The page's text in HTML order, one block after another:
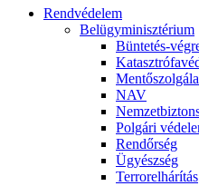
Rendvédelem
Belügyminisztérium
Büntetés-
NAV
Polgári
Rendőrség
Ügyészség
Terrorelhárítás